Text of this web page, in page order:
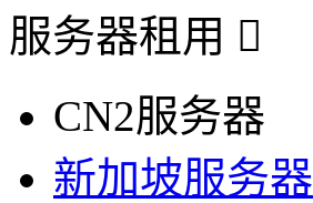
服务器租用
CN2服务器
新加坡服务器